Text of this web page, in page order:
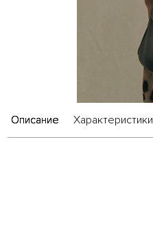
Описание Характеристики